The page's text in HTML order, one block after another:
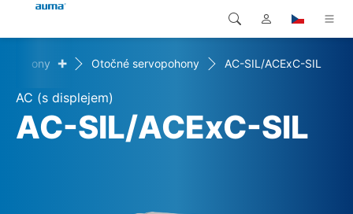
Produkty
Řešení
Global
Evropa
Vyhledávání
Pohony + Otočné servopohony AC-SIL/ACExC-SIL
AC (s displejem)
AC-SIL/ACExC-SIL